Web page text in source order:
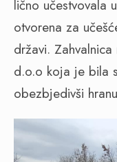
lično učestvovala
otvorena za
državi.
d.o.o koja je bila
obezbjedivši